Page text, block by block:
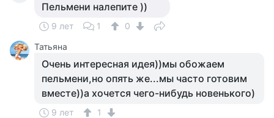
Пельмени налепите ))
9 лет 1
0
Татьяна
Очень интересная идея))мы обожаем
пельмени,но опять же...мы часто готовим
вместе))а хочется чего-нибудь новенького)
9 лет 1